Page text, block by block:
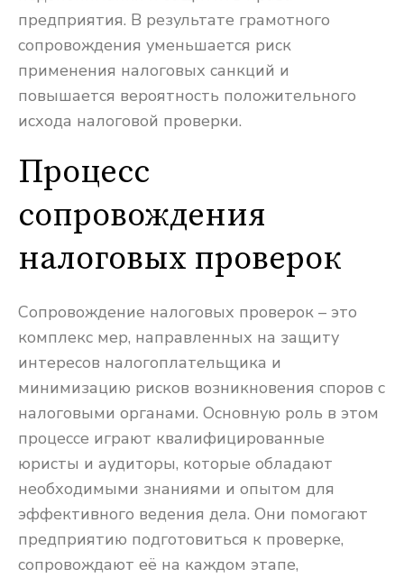
предприятия. В результате грамотного
сопровождения уменьшается риск
применения налоговых санкций и
повышается вероятность положительного
исхода налоговой проверки.
Процесс
сопровождения
налоговых проверок
Сопровождение налоговых проверок – это
комплекс мер, направленных на защиту
интересов налогоплательщика и
минимизацию рисков возникновения споров с
налоговыми органами. Основную роль в этом
процессе играют квалифицированные
юристы и аудиторы, которые обладают
необходимыми знаниями и опытом для
эффективного ведения дела. Они помогают
предприятию подготовиться к проверке,
сопровождают её на каждом этапе,